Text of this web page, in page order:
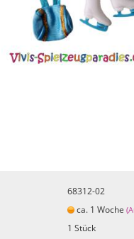
68312-02
ca. 1 Woche
1Stück